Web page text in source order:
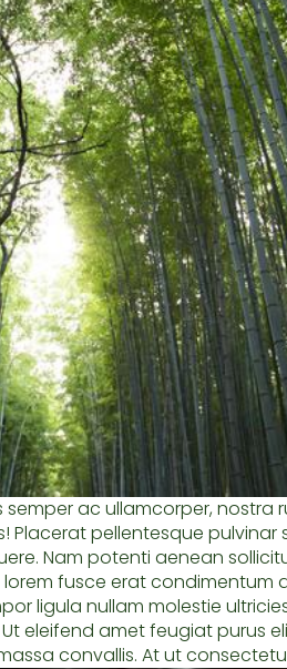
ac ullamcorper,
pellentesque
Nam potenti aenean
fusce erat condimentum
ligula nullam molestie
eleifend amet feugiat purus
convallis. At ut